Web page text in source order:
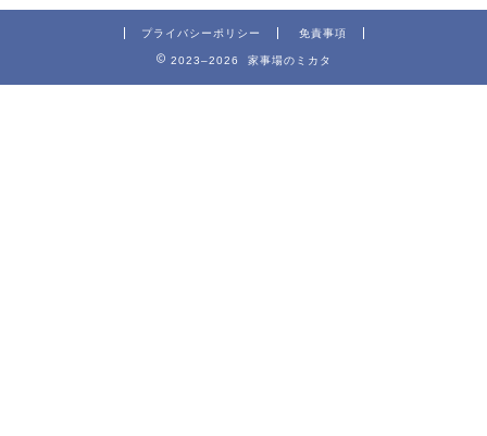
プライバシーポリシー 免責事項
2023–2026 家事場のミカタ